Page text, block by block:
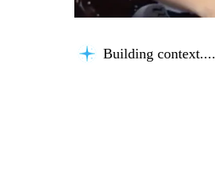
Building context...